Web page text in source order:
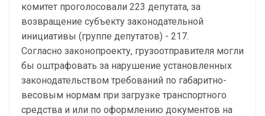
комитет проголосовали 223 депутата, за
возвращение субъекту законодательной
инициативы (группе депутатов) - 217.
Согласно законопроекту, грузоотправителя могли
бы оштрафовать за нарушение установленных
законодательством требований по габаритно-
весовым нормам при загрузке транспортного
средства и или по оформлению документов на